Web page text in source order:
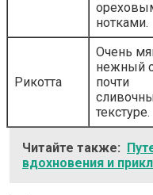
нотками.
Рикотта
Очень
нежный
почти
текстуре.
Читайте также:
вдохновения и